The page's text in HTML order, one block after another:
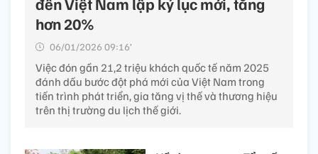
hơn 20%
06/01/2026 09:16’
Việc đón gần 21,2 triệu khách quốc tế năm 2025
đánh dấu bước đột phá mới của Việt Nam trong
tiến trình phát triển, gia tăng vị thế và thương hiệu
trên thị trường du lịch thế giới.